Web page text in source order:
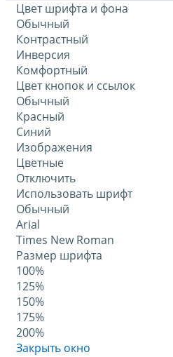
Цвет шрифта и фона
Обычный
Контрастный
Инверсия
Комфортный
Цвет кнопок и ссылок
Обычный
Красный
Синий
Изображения
Цветные
Отключить
Использовать шрифт
Обычный
Arial
Times New Roman
Размер шрифта
100%
125%
150%
175%
200%
Закрыть окно